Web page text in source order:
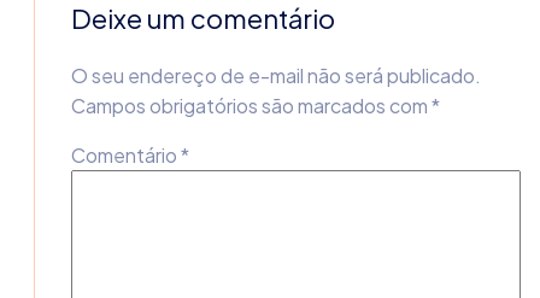
Deixe um comentário
O seu endereço de e-mail não será publicado.
Campos obrigatórios são marcados com*
Comentário*